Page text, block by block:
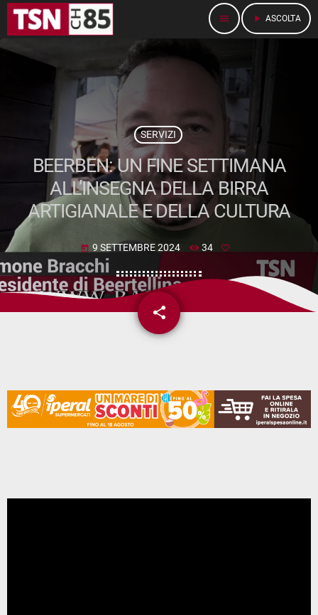
menu play_arrow ASCOLTA
SERVIZI
BEERBEN: UN FINE SETTIMANA
ALL’INSEGNA DELLA BIRRA
ARTIGIANALE E DELLA CULTURA
today 9 SETTEMBRE 2024 34
share
email